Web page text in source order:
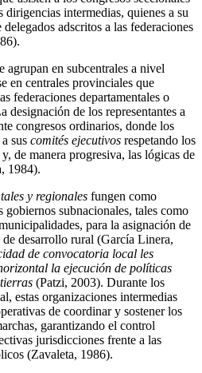
intermedias, quienes a su
adscritos a las federaciones
agrupan en subcentrales a nivel
en centrales provinciales que
federaciones departamentales o
designación de los representantes a
congresos ordinarios, donde los
sus comités ejecutivos respetando los
de manera progresiva, las lógicas de
1984).
y regionales fungen como
gobiernos subnacionales, tales como
para la asignación de
desarrollo rural (García Linera,
de convocatoria local les
la ejecución de políticas
(Patzi, 2003). Durante los
estas organizaciones intermedias
de coordinar y sostener los
garantizando el control
jurisdicciones frente a las
(Zavaleta, 1986).